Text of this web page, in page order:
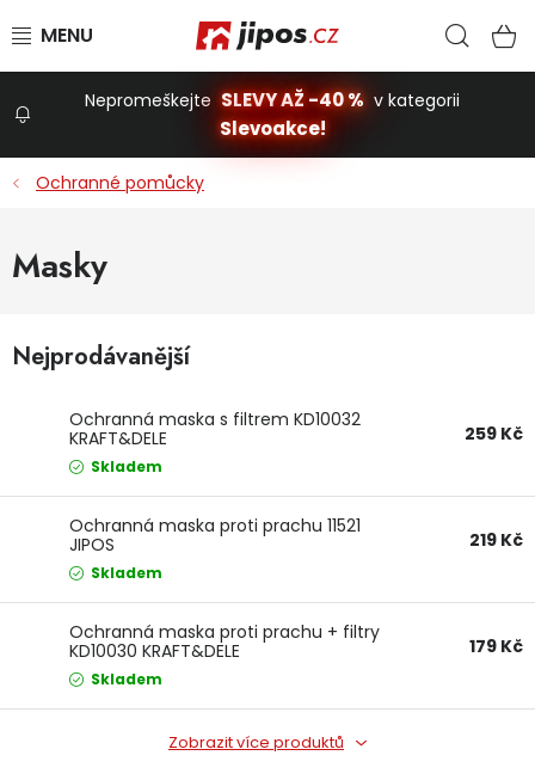
Domácnost
Dětská hřiště
Autodoplňky
Vánoce
Nepromeškejte SLEVY AŽ -40 % v kategorii
Slevoakce!
Ochranné pomůcky
Masky
Nejprodávanější
Ochranná maska s filtrem KD10032
KRAFT&DELE
259 Kč
Skladem
Ochranná maska proti prachu 11521
JIPOS
219 Kč
Skladem
Ochranná maska proti prachu + filtry
KD10030 KRAFT&DELE
179 Kč
Skladem
Zobrazit více produktů